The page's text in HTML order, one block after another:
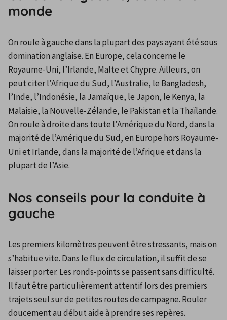
monde
On roule à gauche dans la plupart des pays ayant été sous
domination anglaise. En Europe, cela concerne le
Royaume-Uni, l’Irlande, Malte et Chypre. Ailleurs, on
peut citer l’Afrique du Sud, l’Australie, le Bangladesh,
l’Inde, l’Indonésie, la Jamaïque, le Japon, le Kenya, la
Malaisie, la Nouvelle-Zélande, le Pakistan et la Thaïlande.
On roule à droite dans toute l’Amérique du Nord, dans la
majorité de l’Amérique du Sud, en Europe hors Royaume-
Uni et Irlande, dans la majorité de l’Afrique et dans la
plupart de l’Asie.
Nos conseils pour la conduite à
gauche
Les premiers kilomètres peuvent être stressants, mais on
s’habitue vite. Dans le flux de circulation, il suffit de se
laisser porter. Les ronds-points se passent sans difficulté.
Il faut être particulièrement attentif lors des premiers
trajets seul sur de petites routes de campagne. Rouler
doucement au début aide à prendre ses repères.